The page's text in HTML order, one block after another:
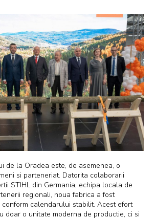
de la Oradea este, de asemenea, o
si parteneriat. Datorita colaborarii
STIHL din Germania, echipa locala de
regionali, noua fabrica a fost
calendarului stabilit. Acest efort
doar o unitate moderna de productie, ci si